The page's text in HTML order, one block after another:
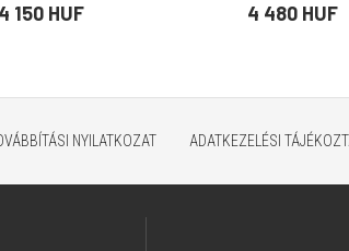
4 150 HUF 4 480 HUF
NYILATKOZAT ADATKEZELÉSI